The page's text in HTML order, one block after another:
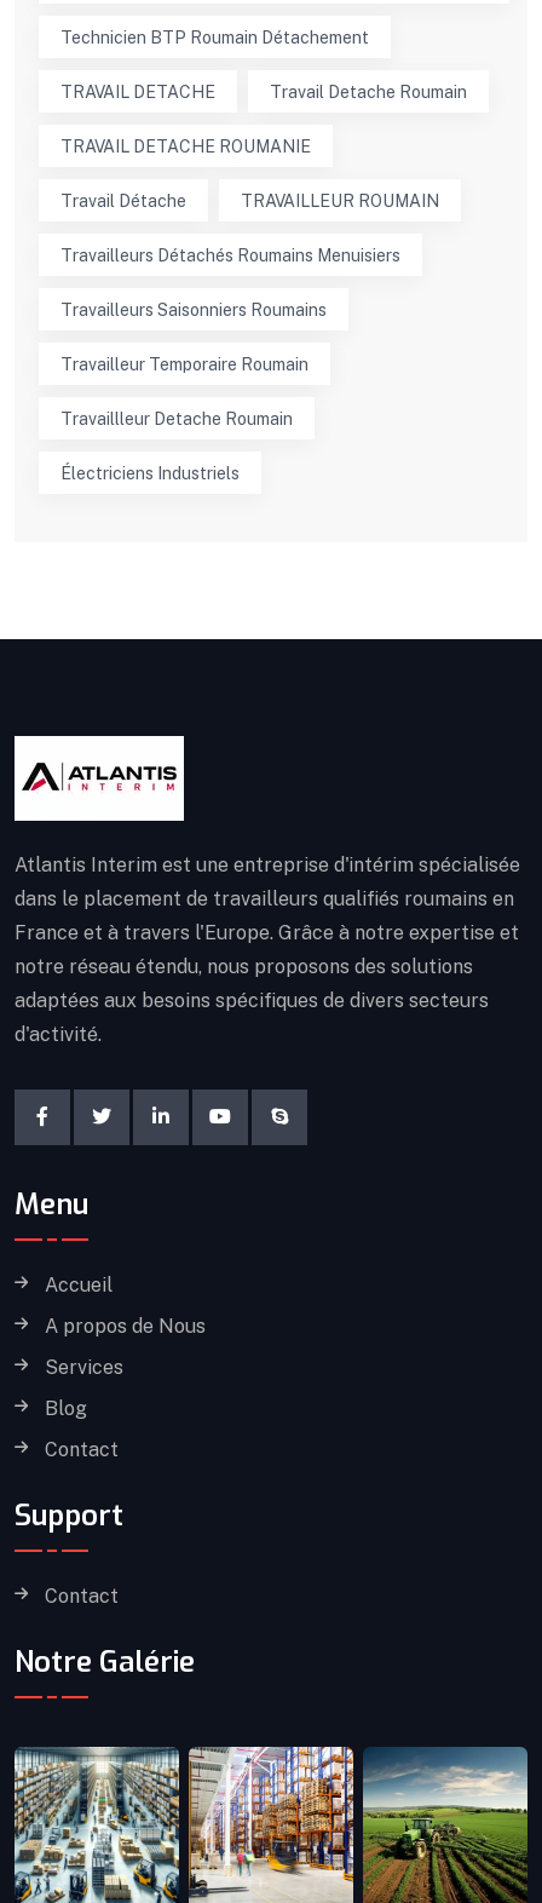
Technicien BTP Roumain Détachement
TRAVAIL DETACHE Travail Detache Roumain
TRAVAIL DETACHE ROUMANIE
Travail Détache TRAVAILLEUR ROUMAIN
Travailleurs Détachés Roumains Menuisiers
Travailleurs Saisonniers Roumains
Travailleur Temporaire Roumain
Travaillleur Detache Roumain
Électriciens Industriels
Atlantis Interim est une entreprise d'intérim spécialisée
dans le placement de travailleurs qualifiés roumains en
France et à travers l'Europe. Grâce à notre expertise et
notre réseau étendu, nous proposons des solutions
adaptées aux besoins spécifiques de divers secteurs
d'activité.
Menu
Accueil
A propos de Nous
Services
Blog
Contact
Support
Contact
Notre Galérie